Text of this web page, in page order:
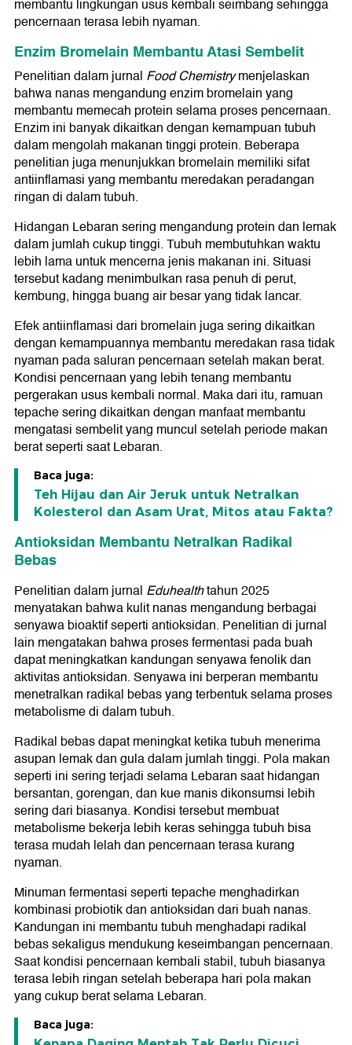
membantu lingkungan usus kembali seimbang sehingga
pencernaan terasa lebih nyaman.
Enzim Bromelain Membantu Atasi Sembelit
Penelitian dalam jurnal Food Chemistrymenjelaskan
bahwa nanas mengandung enzim bromelain yang
membantu memecah protein selama proses pencernaan.
Enzim ini banyak dikaitkan dengan kemampuan tubuh
dalam mengolah makanan tinggi protein. Beberapa
penelitian juga menunjukkan bromelain memiliki sifat
antiinflamasi yang membantu meredakan peradangan
ringan di dalam tubuh.
Hidangan Lebaran sering mengandung protein dan lemak
dalam jumlah cukup tinggi. Tubuh membutuhkan waktu
lebih lama untuk mencerna jenis makanan ini. Situasi
tersebut kadang menimbulkan rasa penuh di perut,
kembung, hingga buang air besar yang tidak lancar.
Efek antiinflamasi dari bromelain juga sering dikaitkan
dengan kemampuannya membantu meredakan rasa tidak
nyaman pada saluran pencernaan setelah makan berat.
Kondisi pencernaan yang lebih tenang membantu
pergerakan usus kembali normal. Maka dari itu, ramuan
tepache sering dikaitkan dengan manfaat membantu
mengatasi sembelit yang muncul setelah periode makan
berat seperti saat Lebaran.
Baca juga:
Teh Hijau dan Air Jeruk untuk Netralkan
Kolesterol dan Asam Urat, Mitos atau Fakta?
Antioksidan Membantu Netralkan Radikal
Bebas
Penelitian dalam jurnal Eduhealthtahun 2025
menyatakan bahwa kulit nanas mengandung berbagai
senyawa bioaktif seperti antioksidan. Penelitian di jurnal
lain mengatakan bahwa proses fermentasi pada buah
dapat meningkatkan kandungan senyawa fenolik dan
aktivitas antioksidan. Senyawa ini berperan membantu
menetralkan radikal bebas yang terbentuk selama proses
metabolisme di dalam tubuh.
Radikal bebas dapat meningkat ketika tubuh menerima
asupan lemak dan gula dalam jumlah tinggi. Pola makan
seperti ini sering terjadi selama Lebaran saat hidangan
bersantan, gorengan, dan kue manis dikonsumsi lebih
sering dari biasanya. Kondisi tersebut membuat
metabolisme bekerja lebih keras sehingga tubuh bisa
terasa mudah lelah dan pencernaan terasa kurang
nyaman.
Minuman fermentasi seperti tepache menghadirkan
kombinasi probiotik dan antioksidan dari buah nanas.
Kandungan ini membantu tubuh menghadapi radikal
bebas sekaligus mendukung keseimbangan pencernaan.
Saat kondisi pencernaan kembali stabil, tubuh biasanya
terasa lebih ringan setelah beberapa hari pola makan
yang cukup berat selama Lebaran.
Baca juga: